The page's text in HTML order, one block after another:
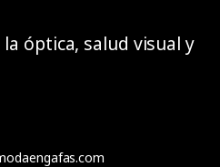
la óptica, salud visual y